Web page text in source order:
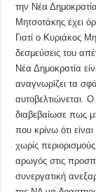
την Νέα
Μητσοτάκης έχει
Γιατί ο Κυριάκος
δεσμεύσεις του
Νέα Δημοκρατία
αναγνωρίζει τα
αυτοβελτιώνεται.
διαβεβαίωσε πως
που κρίνω ότι
χωρίς
αρωγός στις
συνεργατική